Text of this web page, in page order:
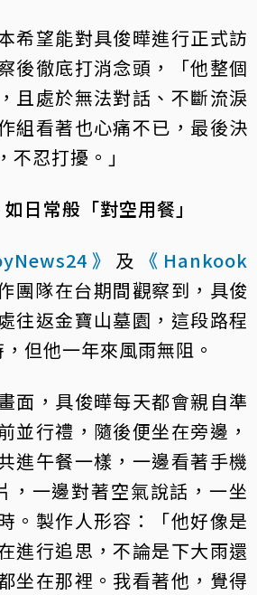
希望能對具俊曄進行正式訪
後徹底打消念頭，「他整個
且處於無法對話、不斷流淚
組看著也心痛不已，最後決
忍打擾。」
日常般「對空用餐」
》 及
《Hankook
團隊在台期間觀察到，具俊
往返金寶山墓園，這段路程
但他一年來風雨無阻。
面，具俊曄每天都會親自準
並行禮，隨後便坐在旁邊，
進午餐一樣，一邊看著手機
，一邊對著空氣說話，一坐
。製作人形容：「他好像是
進行追思，不論是下大雨還
坐在那裡。我看著他，覺得